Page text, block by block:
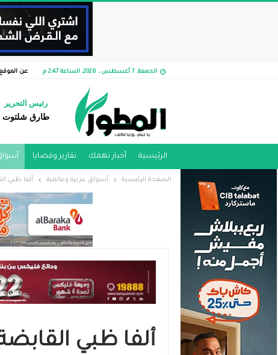
الجمعة, 7 أغسطس , 2026, الساعة 2:47 م عن الموقع
رئيس التحرير
طارق شلتوت
الرئيسية أخبار تهمك تقارير وقضايا ​
الصفحة الرئيسية أسواق عربية وعالمية ألفا ظبي
ألفا ظبي